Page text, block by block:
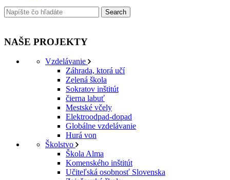
NAŠE PROJEKTY
Vzdelávanie
Záhrada, ktorá učí
Zelená škola
Sokratov inštitút
čierna labuť
Mestské včely
Elektroodpad-dopad
Globálne vzdelávanie
Hurá von
Školstvo
Škola Alma
Komenského inštitút
Učiteľská osobnosť Slovenska